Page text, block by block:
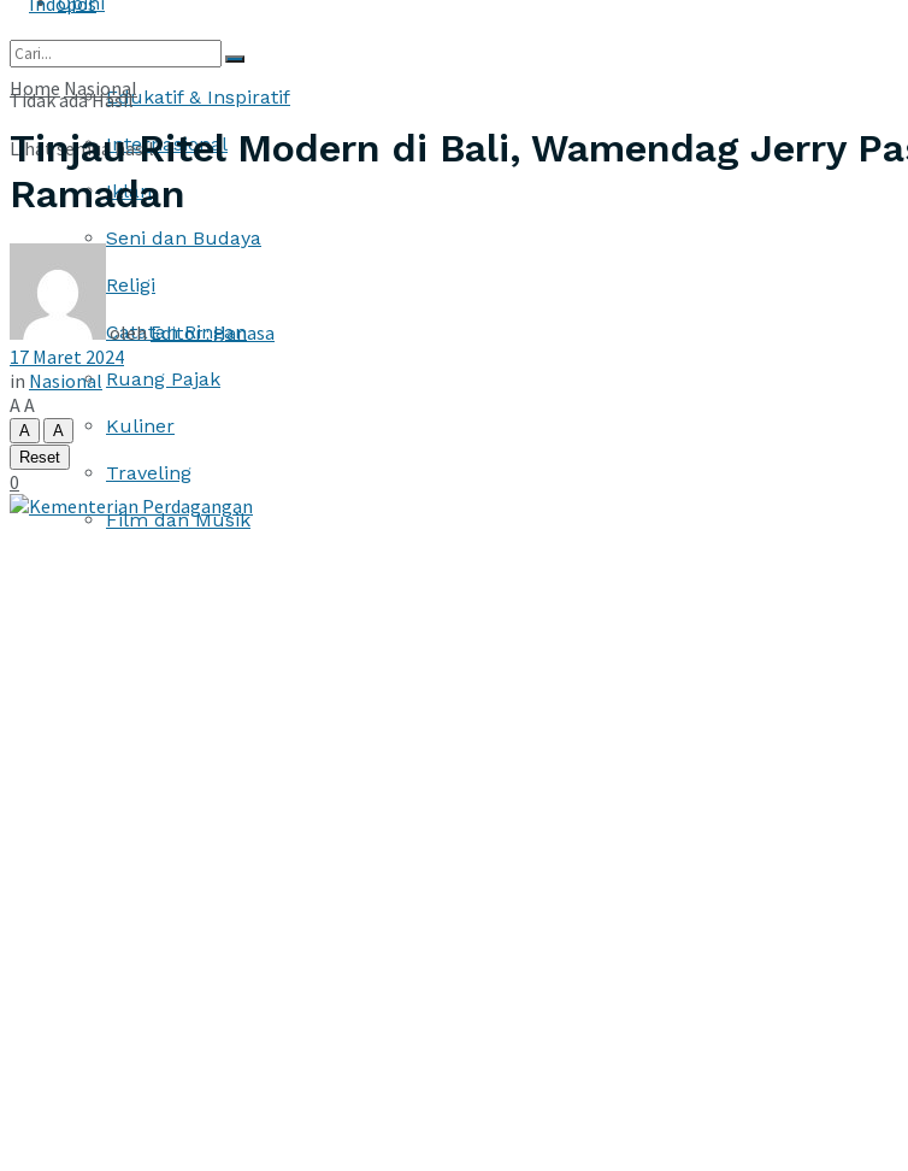
Edukatif & Inspiratif
Internasional
Iklan
Seni dan Budaya
Religi
Catatan Ringan
Ruang Pajak
Kuliner
Traveling
Film dan Musik
Tidak ada Hasil
Lihat semua hasil
Home Nasional
Tinjau Ritel Modern di Bali, Wamendag Jerry
Ramadan
olehEditor : Hanasa
17 Maret 2024
in Nasional
AA
A
A
Reset
0